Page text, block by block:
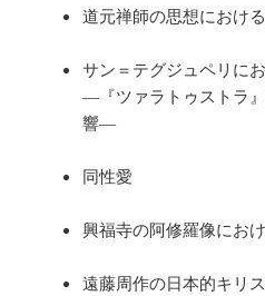
道元禅師の思想におけ
サン＝テグジュペリに
―『ツァラトゥストラ
響―
同性愛
興福寺の阿修羅像にお
遠藤周作の日本的キリ